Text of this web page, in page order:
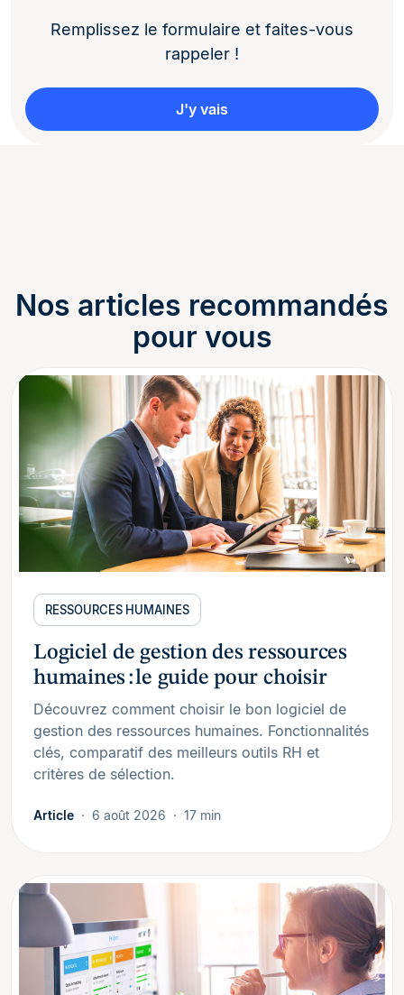
Remplissez le formulaire et faites-vous
rappeler !
J'y vais
Nos articles recommandés
pour vous
RESSOURCES HUMAINES
Logiciel de gestion des ressources
humaines : le guide pour choisir
Découvrez comment choisir le bon logiciel de
gestion des ressources humaines. Fonctionnalités
clés, comparatif des meilleurs outils RH et
critères de sélection.
Article 6 août 2026 17 min